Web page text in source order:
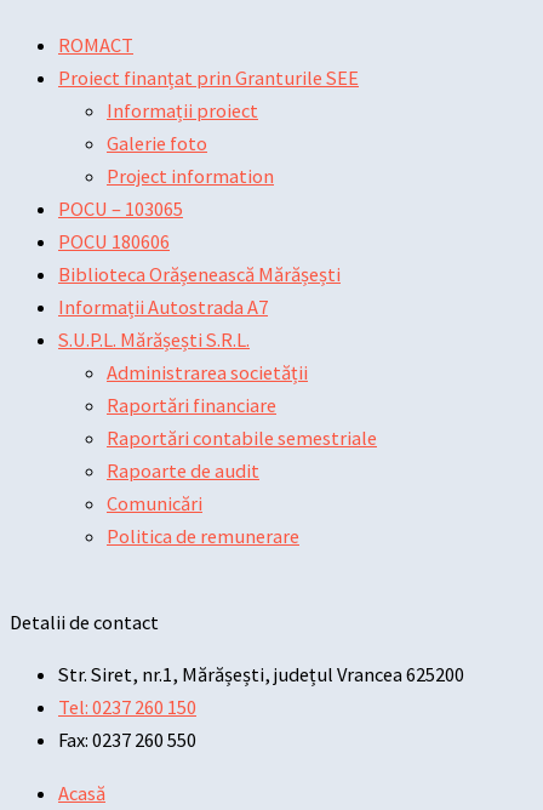
content
Menu
ROMACT
Proiect finanțat prin Granturile SEE
Informații proiect
Galerie foto
Project information
POCU – 103065
POCU 180606
Biblioteca Orășenească Mărășești
Informații Autostrada A7
S.U.P.L. Mărășești S.R.L.
Administrarea societății
Raportări financiare
Raportări contabile semestriale
Rapoarte de audit
Comunicări
Politica de remunerare
Detalii de contact
Str. Siret, nr.1, Mărășești, județul Vrancea 625200
Tel: 0237 260 150
Fax: 0237 260 550
Acasă
Menunavigation